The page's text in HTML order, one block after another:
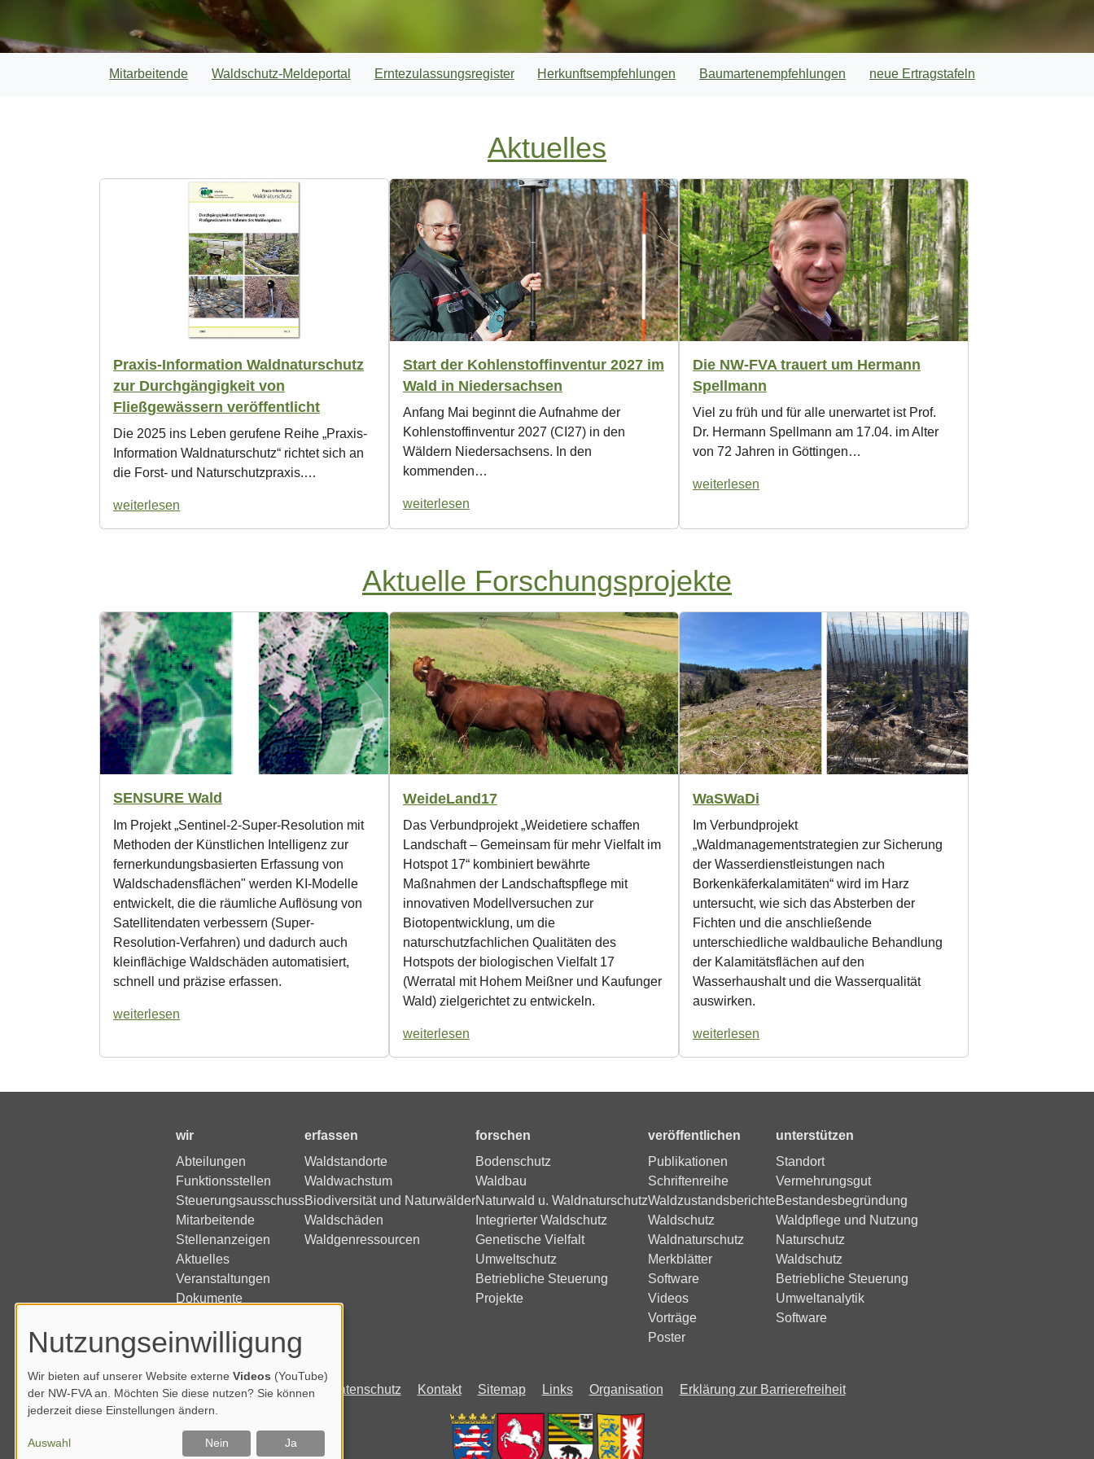
Mitarbeitende Waldschutz-Meldeportal Erntezulassungsregister Herkunftsempfehlungen Baumartenempfehlungen neue Ertragstafeln
Aktuelles
Praxis-Information Waldnaturschutz
zur Durchgängigkeit von
Fließgewässern veröffentlicht
Die 2025 ins Leben gerufene Reihe „Praxis-
Information Waldnaturschutz“ richtet sich an
die Forst- und Naturschutzpraxis.…
weiterlesen
Start der Kohlenstoffinventur 2027 im
Wald in Niedersachsen
Anfang Mai beginnt die Aufnahme der
Kohlenstoffinventur 2027 (CI27) in den
Wäldern Niedersachsens. In den
kommenden…
weiterlesen
Die NW-FVA trauert um Hermann
Spellmann
Viel zu früh und für alle unerwartet ist Prof.
Dr. Hermann Spellmann am 17.04. im Alter
von 72 Jahren in Göttingen…
weiterlesen
Aktuelle Forschungsprojekte
SENSURE Wald
Im Projekt „Sentinel-2-Super-Resolution mit
Methoden der Künstlichen Intelligenz zur
fernerkundungsbasierten Erfassung von
Waldschadensflächen" werden KI-Modelle
entwickelt, die die räumliche Auflösung von
Satellitendaten verbessern (Super-
Resolution-Verfahren) und dadurch auch
kleinflächige Waldschäden automatisiert,
schnell und präzise erfassen.
weiterlesen
WeideLand17
Das Verbundprojekt „Weidetiere schaffen
Landschaft – Gemeinsam für mehr Vielfalt im
Hotspot 17“ kombiniert bewährte
Maßnahmen der Landschaftspflege mit
innovativen Modellversuchen zur
Biotopentwicklung, um die
naturschutzfachlichen Qualitäten des
Hotspots der biologischen Vielfalt 17
(Werratal mit Hohem Meißner und Kaufunger
Wald) zielgerichtet zu entwickeln.
weiterlesen
WaSWaDi
Im Verbundprojekt
„Waldmanagementstrategien zur Sicherung
der Wasserdienstleistungen nach
Borkenkäferkalamitäten“ wird im Harz
untersucht, wie sich das Absterben der
Fichten und die anschließende
unterschiedliche waldbauliche Behandlung
der Kalamitätsflächen auf den
Wasserhaushalt und die Wasserqualität
auswirken.
weiterlesen
wir
Abteilungen
Funktionsstellen
Steuerungsausschuss
Mitarbeitende
Stellenanzeigen
Aktuelles
Veranstaltungen
Dokumente
erfassen
Waldstandorte
Waldwachstum
Biodiversität und Naturwälder
Waldschäden
Waldgenressourcen
forschen
Bodenschutz
Waldbau
Naturwald u. Waldnaturschutz
Integrierter Waldschutz
Genetische Vielfalt
Umweltschutz
Betriebliche Steuerung
Projekte
veröffentlichen
Publikationen
Schriftenreihe
Waldzustandsberichte
Waldschutz
Waldnaturschutz
Merkblätter
Software
Videos
Vorträge
Poster
unterstützen
Standort
Vermehrungsgut
Bestandesbegründung
Waldpflege und Nutzung
Naturschutz
Waldschutz
Betriebliche Steuerung
Umweltanalytik
Software
Impressum Datenschutz Kontakt Sitemap Links Organisation Erklärung zur Barrierefreiheit
Nutzungseinwilligung
Wir bieten auf unserer Website externe Videos (YouTube)
der NW-FVA an. Möchten Sie diese nutzen? Sie können
jederzeit diese Einstellungen ändern.
Auswahl Nein Ja